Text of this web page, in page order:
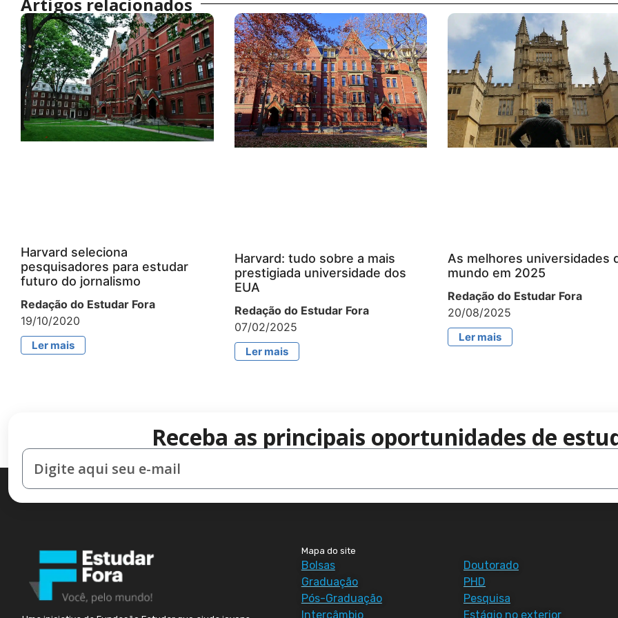
Harvard seleciona
pesquisadores para estudar
futuro do jornalismo
Redação do Estudar Fora
19/10/2020
Ler mais
Harvard: tudo sobre a mais
prestigiada universidade dos
EUA
Redação do Estudar Fora
07/02/2025
Ler mais
As melhores universidades
mundo em 2025
Redação do Estudar Fora
20/08/2025
Ler mais
Receba as principais oportunidades de
Mapa do site
Bolsas
Graduação
Pós-Graduação
Intercâmbio
Doutorado
PHD
Pesquisa
Estágio no exterior